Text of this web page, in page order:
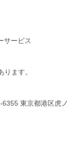
サービス
ます。
東京都港区虎ノ